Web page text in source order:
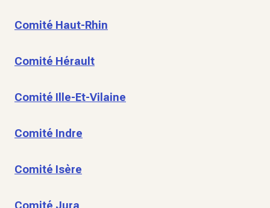
Comité Haut-Rhin
Comité Hérault
Comité Ille-Et-Vilaine
Comité Indre
Comité Isère
Comité Jura